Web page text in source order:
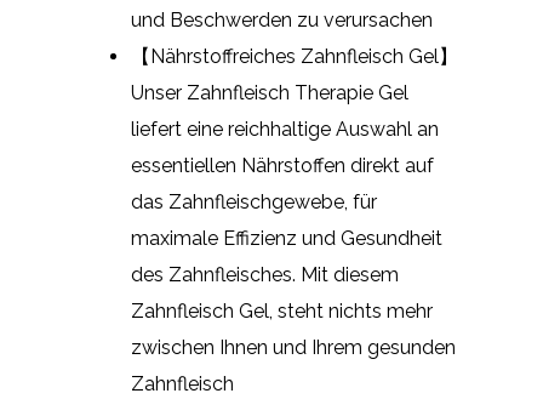
und Beschwerden zu verursachen
【Nährstoffreiches Zahnfleisch Gel】
Unser Zahnfleisch Therapie Gel
liefert eine reichhaltige Auswahl an
essentiellen Nährstoffen direkt auf
das Zahnfleischgewebe, für
maximale Effizienz und Gesundheit
des Zahnfleisches. Mit diesem
Zahnfleisch Gel, steht nichts mehr
zwischen Ihnen und Ihrem gesunden
Zahnfleisch